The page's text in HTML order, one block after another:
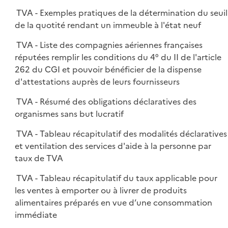
TVA - Exemples pratiques de la détermination du seuil
de la quotité rendant un immeuble à l'état neuf
TVA - Liste des compagnies aériennes françaises
réputées remplir les conditions du 4° du II de l'article
262 du CGI et pouvoir bénéficier de la dispense
d'attestations auprès de leurs fournisseurs
TVA - Résumé des obligations déclaratives des
organismes sans but lucratif
TVA - Tableau récapitulatif des modalités déclaratives
et ventilation des services d'aide à la personne par
taux de TVA
TVA - Tableau récapitulatif du taux applicable pour
les ventes à emporter ou à livrer de produits
alimentaires préparés en vue d’une consommation
immédiate